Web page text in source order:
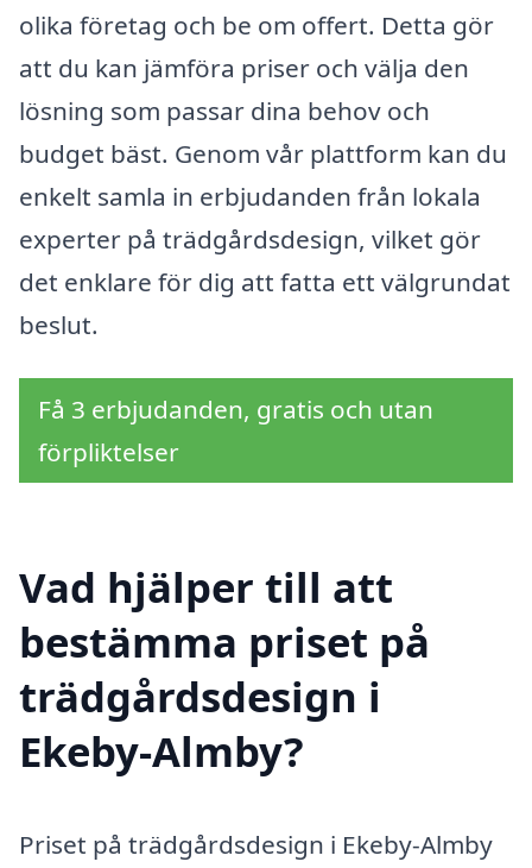
olika företag och be om offert. Detta gör
att du kan jämföra priser och välja den
lösning som passar dina behov och
budget bäst. Genom vår plattform kan du
enkelt samla in erbjudanden från lokala
experter på trädgårdsdesign, vilket gör
det enklare för dig att fatta ett välgrundat
beslut.
Få 3 erbjudanden, gratis och utan
förpliktelser
Vad hjälper till att
bestämma priset på
trädgårdsdesign i
Ekeby-Almby?
Priset på trädgårdsdesign i Ekeby-Almby